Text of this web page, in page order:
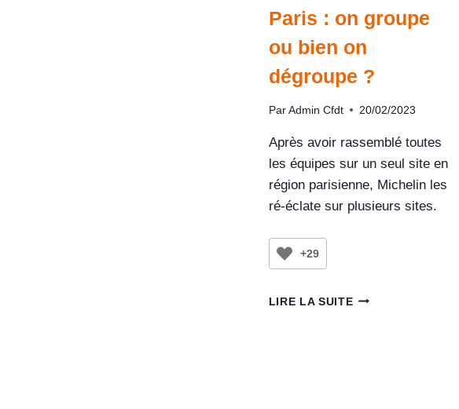
Paris : on groupe
ou bien on
dégroupe ?
Par Admin Cfdt 20/02/2023
Après avoir rassemblé toutes
les équipes sur un seul site en
région parisienne, Michelin les
ré-éclate sur plusieurs sites.
+29
LIRE LA SUITE